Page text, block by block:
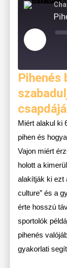
Pihenés
Miért alakul ki
pihen és
Vajon miért
holott a
alakítják ki ezt
culture” és a
érte hosszú
sportolók
pihenés
gyakorlati